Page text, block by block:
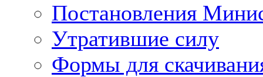
Постановления
Утратившие силу
Формы для